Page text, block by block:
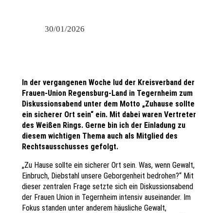
30/01/2026
In der vergangenen Woche lud der Kreisverband der
Frauen-Union Regensburg-Land in Tegernheim zum
Diskussionsabend unter dem Motto „Zuhause sollte
ein sicherer Ort sein“ ein. Mit dabei waren Vertreter
des Weißen Rings. Gerne bin ich der Einladung zu
diesem wichtigen Thema auch als Mitglied des
Rechtsausschusses gefolgt.
„Zu Hause sollte ein sicherer Ort sein. Was, wenn Gewalt,
Einbruch, Diebstahl unsere Geborgenheit bedrohen?“ Mit
dieser zentralen Frage setzte sich ein Diskussionsabend
der Frauen Union in Tegernheim intensiv auseinander. Im
Fokus standen unter anderem häusliche Gewalt,